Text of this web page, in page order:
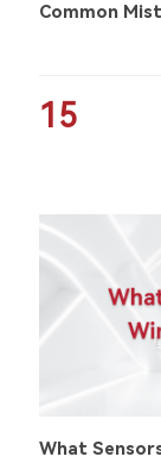
Common
15
What